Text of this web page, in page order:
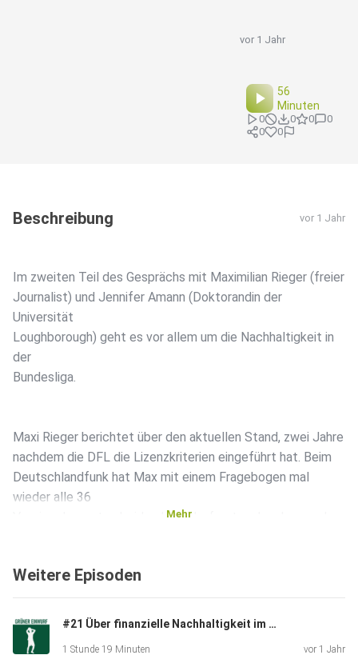
vor 1 Jahr
56
Minuten
0 0 0
0
0
0
Beschreibung vor 1 Jahr
Im zweiten Teil des Gesprächs mit Maximilian Rieger (freier
Journalist) und Jennifer Amann (Doktorandin der
Universität
Loughborough) geht es vor allem um die Nachhaltigkeit in
der
Bundesliga.
Maxi Rieger berichtet über den aktuellen Stand, zwei Jahre
nachdem die DFL die Lizenzkriterien eingeführt hat. Beim
Deutschlandfunk hat Max mit einem Fragebogen mal
wieder alle 36
Vereine der ersten beiden Ligen befragt und zudem auch
Jenny Amann bringt dazu ihre Forschungsperspektive ein.
Denn ihr
Mehr
Weitere Episoden
#21 Über finanzielle Nachhaltigkeit im Fußball - im Gespräch mit Benni Hofmann (Kicker)
1 Stunde 19 Minuten vor 1 Jahr